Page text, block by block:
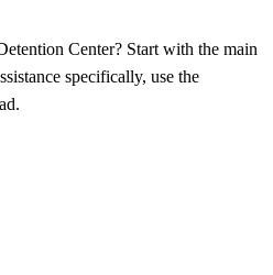
Center? Start with the main
specifically, use the